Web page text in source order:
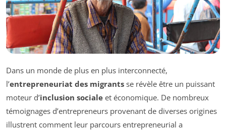
Dans un monde de plus en plus interconnecté,
l’entrepreneuriat des migrants se révèle être un puissant
moteur d’inclusion sociale et économique. De nombreux
témoignages d’entrepreneurs provenant de diverses origines
illustrent comment leur parcours entrepreneurial a